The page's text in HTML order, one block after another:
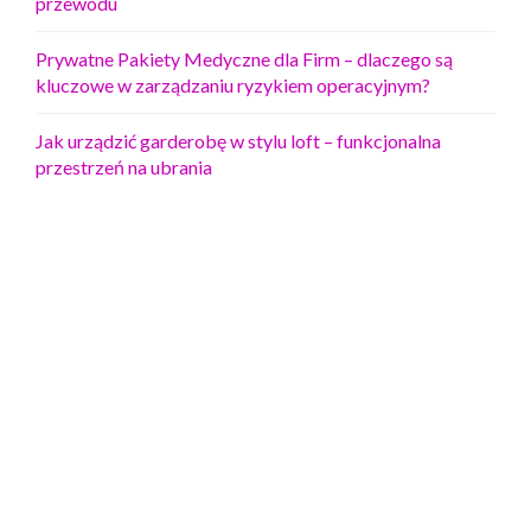
Prywatne Pakiety Medyczne dla Firm – dlaczego są
kluczowe w zarządzaniu ryzykiem operacyjnym?
Jak urządzić garderobę w stylu loft – funkcjonalna
przestrzeń na ubrania